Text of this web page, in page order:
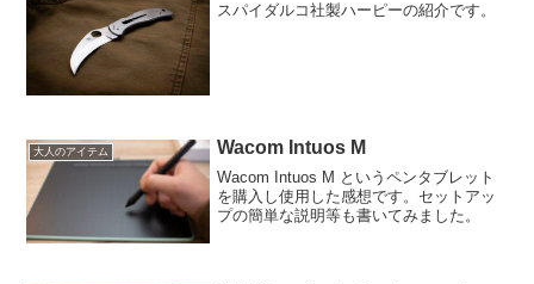
スパイダルコ社製ハーピーの紹介です。
大人のアイテム Wacom Intuos M
Wacom Intuos M というペンタブレット
を購入し使用した感想です。セットアッ
プの簡単な説明等も書いてみました。